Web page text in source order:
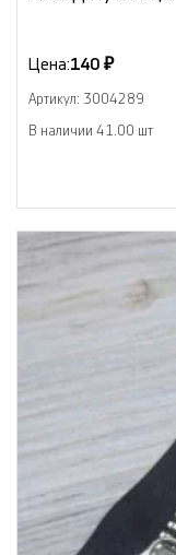
Цена:140 ₽
Артикул: 3004289
В наличии 41.00 шт